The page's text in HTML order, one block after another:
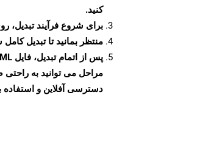
کنید.
برای شروع فرآیند تبدیل،
منتظر بمانید تا تبدیل
دسترسی آفلاین و استفاده